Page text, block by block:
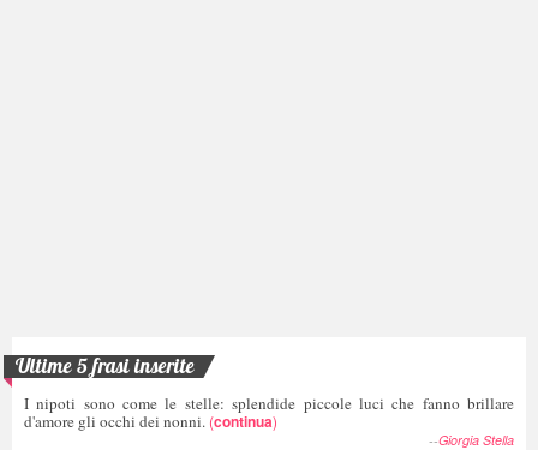
Ultime 5 frasi inserite
I nipoti sono come le stelle: splendide piccole luci che fanno brillare
d'amore gli occhi dei nonni. (continua)
--Giorgia Stella